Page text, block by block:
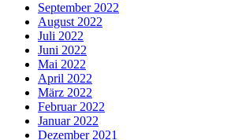
September 2022
August 2022
Juli 2022
Juni 2022
Mai 2022
April 2022
März 2022
Februar 2022
Januar 2022
Dezember 2021